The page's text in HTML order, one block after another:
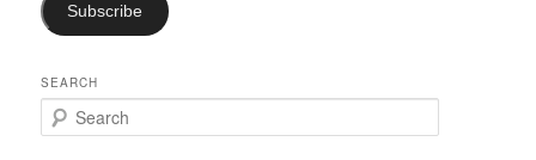
Subscribe
SEARCH
e